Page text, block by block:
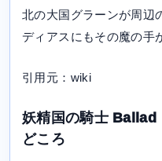
北の大国グラーンが周辺
ディアスにもその魔の手
引用元：wiki
妖精国の騎士 Ballad
どころ